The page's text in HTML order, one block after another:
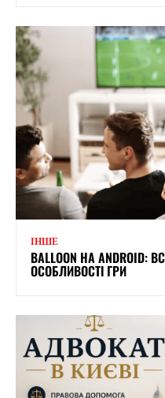
ІНШЕ
BALLOON НА ANDROID:
ОСОБЛИВОСТІ ГРИ